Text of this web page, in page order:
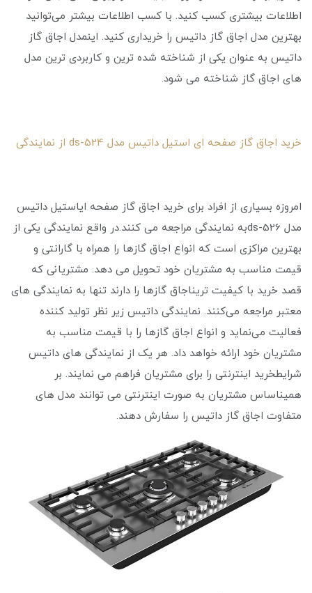
اطلاعات بیشتری کسب کنید. با کسب اطلاعات بیشتر می‌توانید
بهترین مدل اجاق گاز داتیس را خریداری کنید. اینمدل اجاق گاز
داتیس به عنوان یکی از شناخته شده‌ ترین و کاربردی ‌ترین مدل‌
های اجاق گاز شناخته می ‌شود.
خرید اجاق گاز صفحه ای استیل داتیس مدل ds-524 از نمایندگی
امروزه بسیاری از افراد برای خرید اجاق گاز صفحه ایاستیل داتیس
مدل ds-526به نمایندگی مراجعه می‌ کنند.در واقع نمایندگی یکی از
بهترین مراکزی است که انواع اجاق گازها را همراه با گارانتی و
قیمت مناسب به مشتریان خود تحویل می ‌دهد. مشتریانی که
قصد خرید با کیفیت‌ تریناجاق گازها را دارند تنها به نمایندگی ‌های
معتبر مراجعه می‌کنند. نمایندگی داتیس زیر نظر تولید کننده
فعالیت می‌نماید و انواع اجاق گازها را با قیمت مناسب به
مشتریان خود ارائه خواهد داد. هر یک از نمایندگی ‌های داتیس
شرایطخرید اینترنتی را برای مشتریان فراهم می ‌نمایند. بر
همیناساس مشتریان به صورت اینترنتی می ‌توانند مدل‌ های
متفاوت اجاق گاز داتیس را سفارش دهند.